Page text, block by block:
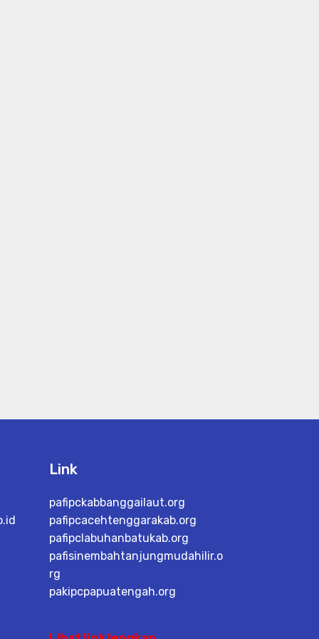
Link
pafipckabbanggailaut.org
pafipcacehtenggarakab.org
pafipclabuhanbatukab.org
pafisinembahtanjungmudahilir.o
rg
pakipcpapuatengah.org